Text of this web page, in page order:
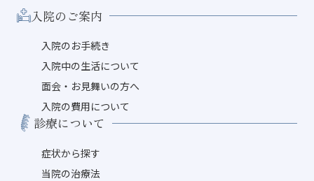
入院のご案内
入院のお手続き
入院中の生活について
面会・お見舞いの方へ
入院の費用について
診療について
症状から探す
当院の治療法